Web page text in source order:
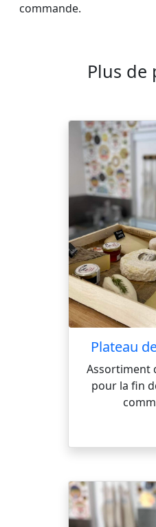
commande.
Plus de
Plateau
Assortiment
pour la fin